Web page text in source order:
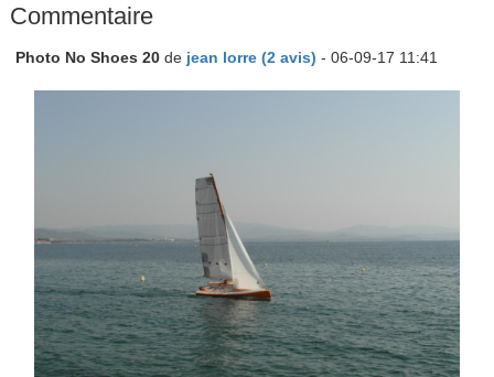
Commentaire
Photo No Shoes 20de jean lorre (2 avis) - 06-09-17 11:41